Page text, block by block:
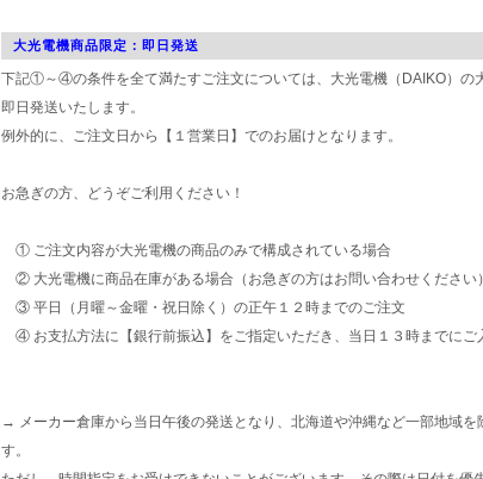
大光電機商品限定：即日発送
下記①～④の条件を全て満たすご注文については、大光電機（DAIKO）の
即日発送いたします。
例外的に、ご注文日から【１営業日】でのお届けとなります。
お急ぎの方、どうぞご利用ください！
① ご注文内容が大光電機の商品のみで構成されている場合
② 大光電機に商品在庫がある場合（お急ぎの方はお問い合わせください）
③ 平日（月曜～金曜・祝日除く）の正午１２時までのご注文
④ お支払方法に【銀行前振込】をご指定いただき、当日１３時までにご
→ メーカー倉庫から当日午後の発送となり、北海道や沖縄など一部地域を
す。